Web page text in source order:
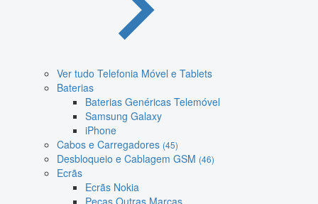
Ver tudo Telefonia Móvel e Tablets
Baterias
Baterias Genéricas Telemóvel
Samsung Galaxy
iPhone
Cabos e Carregadores (45)
Desbloqueio e Cablagem GSM (46)
Ecrãs
Ecrãs Nokia
Peças Outras Marcas